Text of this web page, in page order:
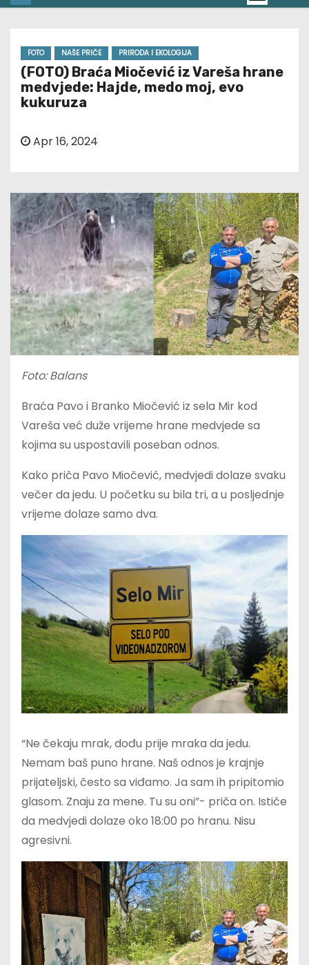
FOTO NAŠE PRIČE PRIRODA I EKOLOGIJA
(FOTO) Braća Miočević iz Vareša hrane
medvjede: Hajde, medo moj, evo
kukuruza
Apr 16, 2024
Foto: Balans
Braća Pavo i Branko Miočević iz sela Mir kod
Vareša već duže vrijeme hrane medvjede sa
kojima su uspostavili poseban odnos.
Kako priča Pavo Miočević, medvjedi dolaze svaku
večer da jedu. U početku su bila tri, a u posljednje
vrijeme dolaze samo dva.
“Ne čekaju mrak, dođu prije mraka da jedu.
Nemam baš puno hrane. Naš odnos je krajnje
prijateljski, često sa viđamo. Ja sam ih pripitomio
glasom. Znaju za mene. Tu su oni”- priča on. Ističe
da medvjedi dolaze oko 18:00 po hranu. Nisu
agresivni.